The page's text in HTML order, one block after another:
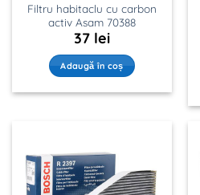
Filtru habitaclu cu carbon
activ Asam 70388
37 lei
Adaugă în coș